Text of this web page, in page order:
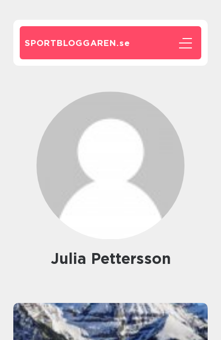
SPORTBLOGGAREN.se
Julia Pettersson